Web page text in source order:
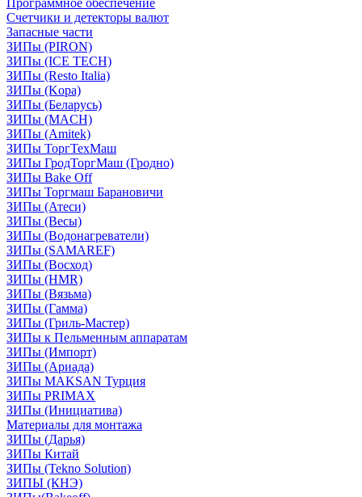
Программное обеспечение
Счетчики и детекторы валют
Запасные части
ЗИПы (PIRON)
ЗИПы (ICE TECH)
ЗИПы (Resto Italia)
ЗИПы (Kopa)
ЗИПы (Беларусь)
ЗИПы (MACH)
ЗИПы (Amitek)
ЗИПы ТоргТехМаш
ЗИПы ГродТоргМаш (Гродно)
ЗИПы Bake Off
ЗИПы Торгмаш Барановичи
ЗИПы (Атеси)
ЗИПы (Весы)
ЗИПы (Водонагреватели)
ЗИПы (SAMAREF)
ЗИПы (Восход)
ЗИПы (HMR)
ЗИПы (Вязьма)
ЗИПы (Гамма)
ЗИПы (Гриль-Мастер)
ЗИПы к Пельменным аппаратам
ЗИПы (Импорт)
ЗИПы (Ариада)
ЗИПы MAKSAN Турция
ЗИПы PRIMAX
ЗИПы (Инициатива)
Материалы для монтажа
ЗИПы (Дарья)
ЗИПы Китай
ЗИПы (Tekno Solution)
ЗИПЫ (КНЭ)